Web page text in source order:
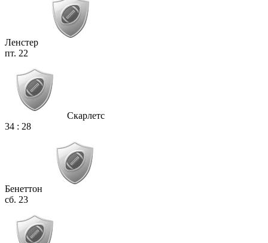
Ленстер
пт. 22
Скарлетс
34 : 28
Бенеттон
сб. 23